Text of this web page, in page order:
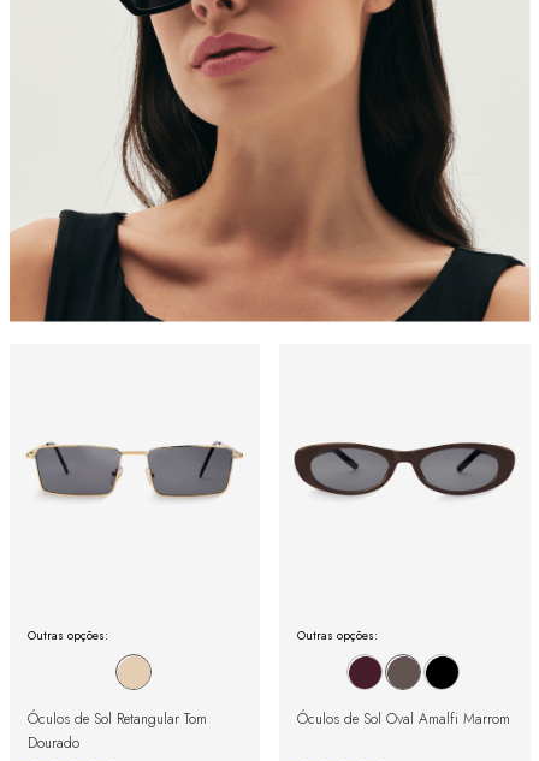
Outras opções:
Óculos de Sol Retangular Tom
Dourado
Outras opções:
Óculos de Sol Oval Amalfi Marrom